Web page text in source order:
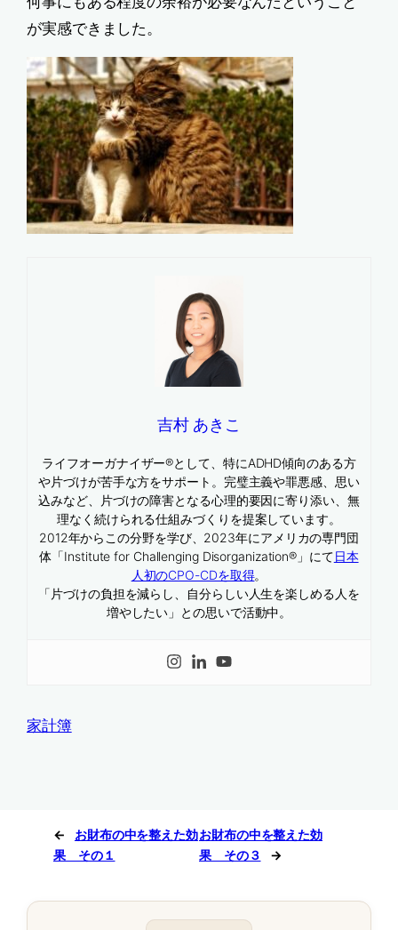
が実感できました。
吉村 あきこ
ライフオーガナイザー®として、特にADHD傾向のある方
や片づけが苦手な方をサポート。完璧主義や罪悪感、思い
込みなど、片づけの障害となる心理的要因に寄り添い、無
理なく続けられる仕組みづくりを提案しています。
2012年からこの分野を学び、2023年にアメリカの専門団
体「Institute for Challenging Disorganization®」にて日本
人初のCPO-CDを取得。
「片づけの負担を減らし、自分らしい人生を楽しめる人を
増やしたい」との思いで活動中。
家計簿
←
お財布の中を整えた効
果 その１
お財布の中を整えた効
果 その３
→